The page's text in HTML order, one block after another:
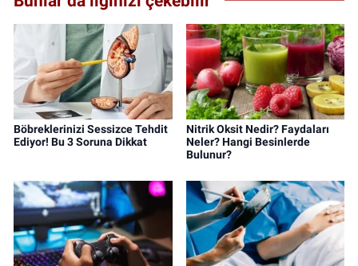
Böbreklerinizi Sessizce Tehdit
Ediyor! Bu 3 Soruna Dikkat
Nitrik Oksit Nedir? Faydaları
Neler? Hangi Besinlerde
Bulunur?